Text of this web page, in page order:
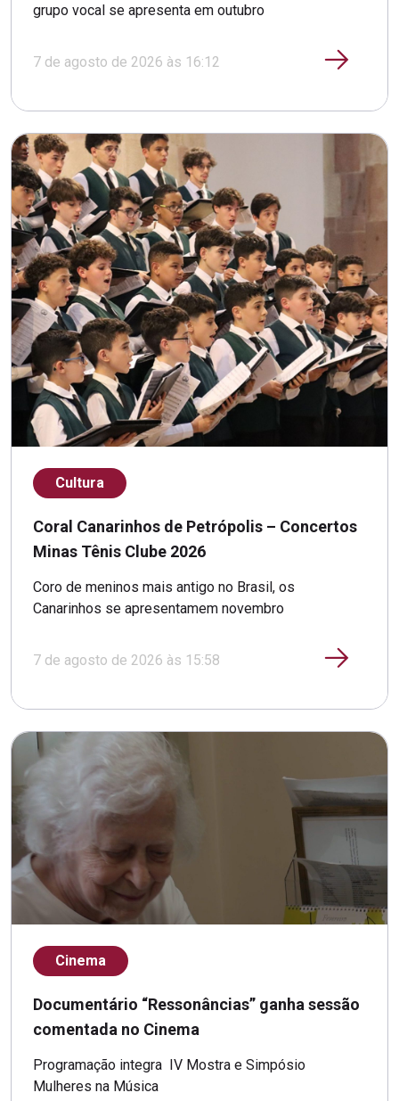
grupo vocal se apresenta em outubro
7 de agosto de 2026 às 16:12
Cultura
Coral Canarinhos de Petrópolis – Concertos
Minas Tênis Clube 2026
Coro de meninos mais antigo no Brasil, os
Canarinhos se apresentamem novembro
7 de agosto de 2026 às 15:58
Cinema
Documentário “Ressonâncias” ganha sessão
comentada no Cinema
Programação integra IV Mostra e Simpósio
Mulheres na Música